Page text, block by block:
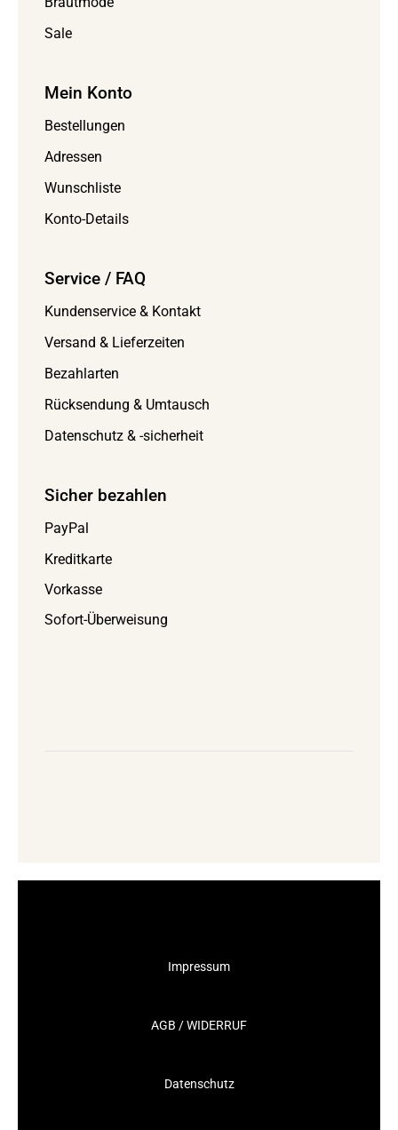
Sale
Mein Konto
Bestellungen
Adressen
Wunschliste
Konto-Details
Service / FAQ
Kundenservice & Kontakt
Versand & Lieferzeiten
Bezahlarten
Rücksendung & Umtausch
Datenschutz & -sicherheit
Sicher bezahlen
PayPal
Kreditkarte
Vorkasse
Sofort-Überweisung
Impressum
AGB / WIDERRUF
Datenschutz